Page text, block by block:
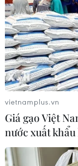
vietnamplus.vn
Giá gạo Việt
nước xuất khẩu